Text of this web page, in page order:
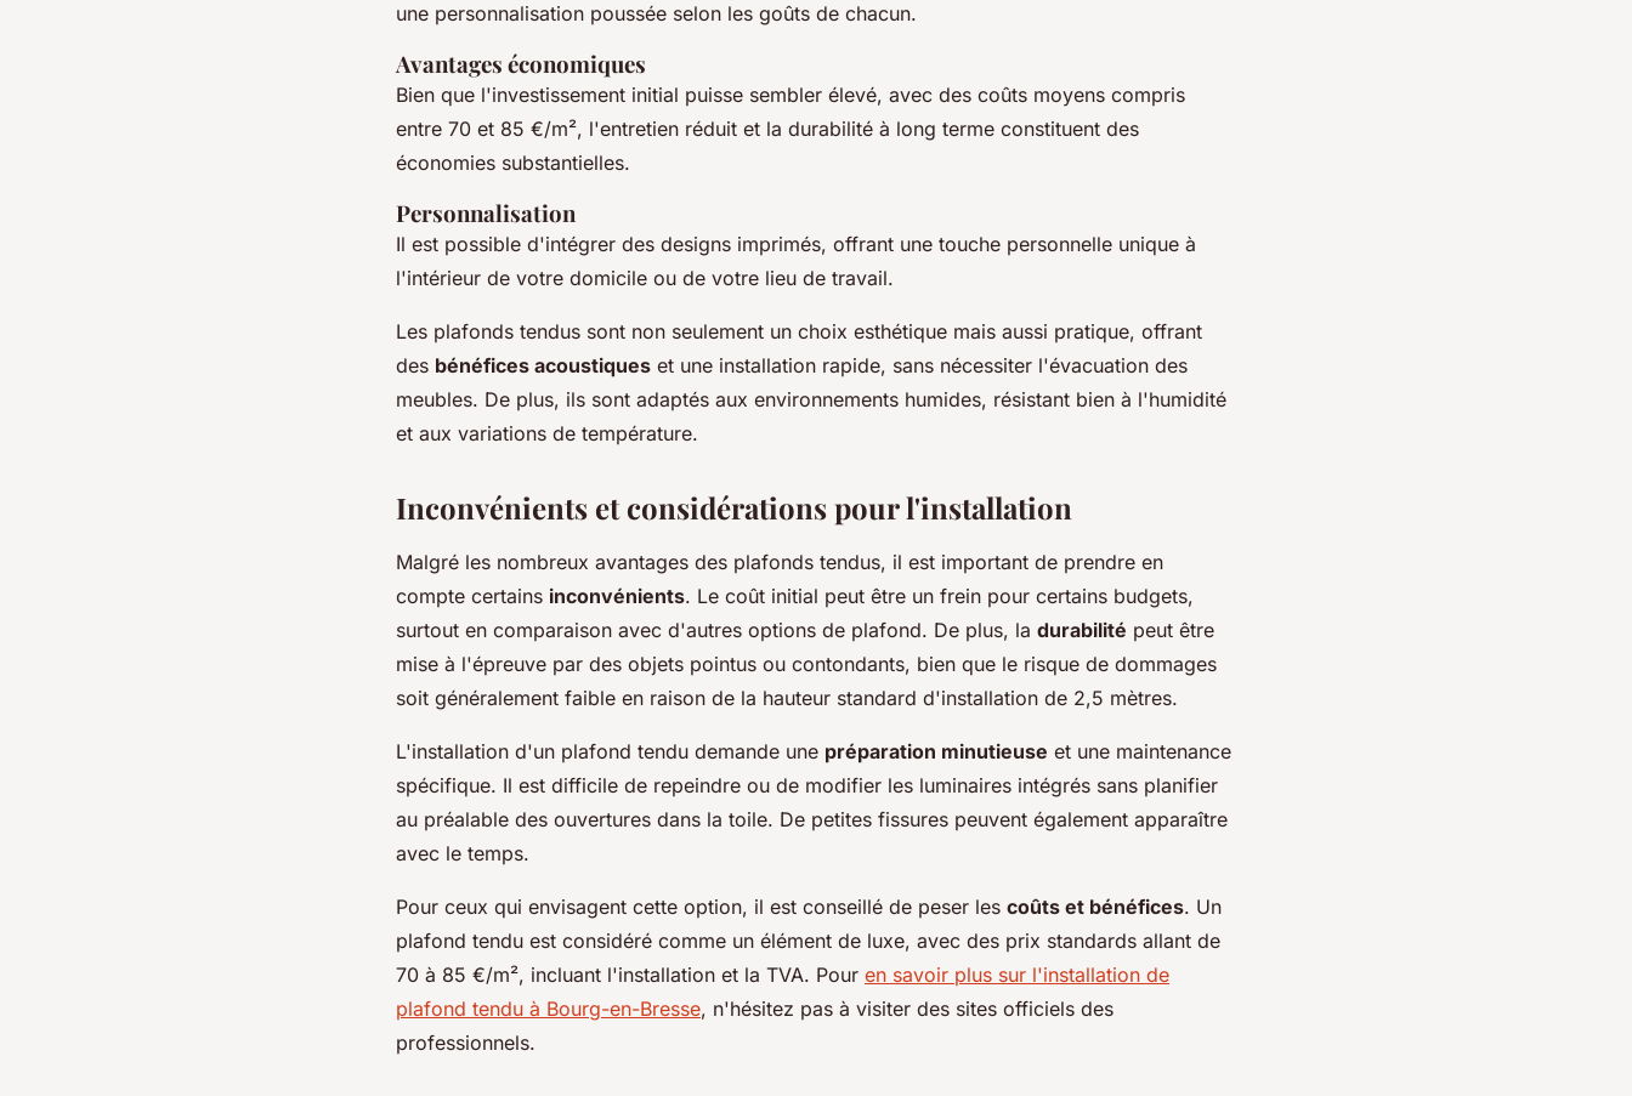
une personnalisation poussée selon les goûts de chacun.
Avantages économiques
Bien que l'investissement initial puisse sembler élevé, avec des coûts moyens compris
entre 70 et 85 €/m², l'entretien réduit et la durabilité à long terme constituent des
économies substantielles.
Personnalisation
Il est possible d'intégrer des designs imprimés, offrant une touche personnelle unique à
l'intérieur de votre domicile ou de votre lieu de travail.
Les plafonds tendus sont non seulement un choix esthétique mais aussi pratique, offrant
des bénéfices acoustiques et une installation rapide, sans nécessiter l'évacuation des
meubles. De plus, ils sont adaptés aux environnements humides, résistant bien à l'humidité
et aux variations de température.
Inconvénients et considérations pour l'installation
Malgré les nombreux avantages des plafonds tendus, il est important de prendre en
compte certains inconvénients. Le coût initial peut être un frein pour certains budgets,
surtout en comparaison avec d'autres options de plafond. De plus, la durabilité peut être
mise à l'épreuve par des objets pointus ou contondants, bien que le risque de dommages
soit généralement faible en raison de la hauteur standard d'installation de 2,5 mètres.
L'installation d'un plafond tendu demande une préparation minutieuse et une maintenance
spécifique. Il est difficile de repeindre ou de modifier les luminaires intégrés sans planifier
au préalable des ouvertures dans la toile. De petites fissures peuvent également apparaître
avec le temps.
Pour ceux qui envisagent cette option, il est conseillé de peser les coûts et bénéfices. Un
plafond tendu est considéré comme un élément de luxe, avec des prix standards allant de
70 à 85 €/m², incluant l'installation et la TVA. Pour en savoir plus sur l'installation de
plafond tendu à Bourg-en-Bresse, n'hésitez pas à visiter des sites officiels des
professionnels.